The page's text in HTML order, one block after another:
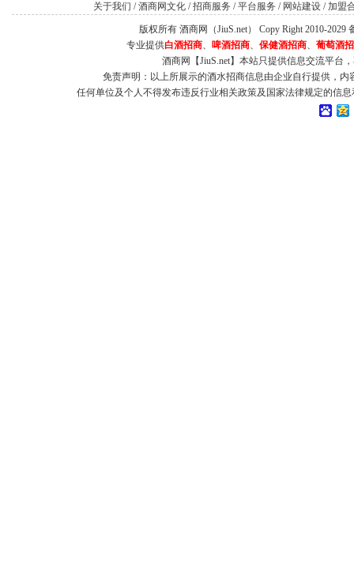
关于我们 /酒商网文化 /招商服务 /平台服务 / 网站建设 /加盟
版权所有 酒商网（JiuS.net） Copy Right 2010-2029
专业提供白酒招商、 啤酒招商、 保健酒招商、 葡萄酒
酒商网【JiuS.net】本站只提供信息交流平台
免责声明：以上所展示的酒水招商信息由企业自行提供，
任何单位及个人不得发布违反行业相关政策及国家法律规定的信